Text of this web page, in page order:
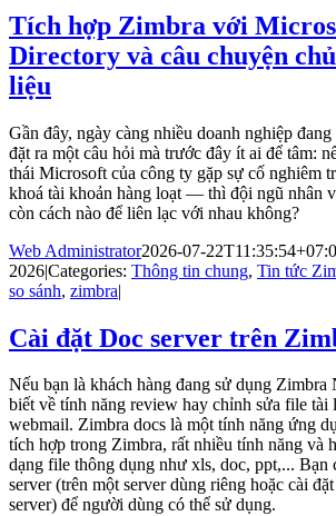
Tích hợp Zimbra với
Directory và câu chuyện
liệu
Gần đây, ngày càng nhiều doanh nghiệp
đặt ra một câu hỏi mà trước đây ít ai để tâm:
thái Microsoft của công ty gặp sự cố nghiêm
khoá tài khoản hàng loạt — thì đội ngũ nhân
còn cách nào để liên lạc với nhau không?
Web Administrator2026-07-
2026|Categories: Thông tin chung, Tin tức
so sánh, zimbra|
Cài đặt Doc server trên
Nếu bạn là khách hàng đang sử dụng Zimbra
biết về tính năng review hay chỉnh sửa file tài
webmail. Zimbra docs là một tính năng ứng
tích hợp trong Zimbra, rất nhiều tính năng và
dạng file thông dụng như xls, doc, ppt,... Bạn
server (trên một server dùng riêng hoặc cài
server) để người dùng có thể sử dụng.